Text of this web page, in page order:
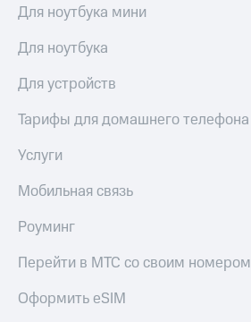
Для ноутбука мини
Для ноутбука
Для устройств
Тарифы для домашнего телефона
Услуги
Мобильная связь
Роуминг
Перейти в МТС со своим номером
Оформить eSIM